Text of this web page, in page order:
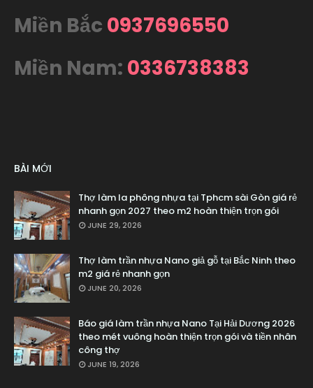
Miền Bắc 0937696550
Miền Nam: 0336738383
BÀI MỚI
Thợ làm la phông nhựa tại Tphcm sài Gòn giá rẻ
nhanh gọn 2027 theo m2 hoàn thiện trọn gói
JUNE 29, 2026
Thợ làm trần nhựa Nano giả gỗ tại Bắc Ninh theo
m2 giá rẻ nhanh gọn
JUNE 20, 2026
Báo giá làm trần nhựa Nano Tại Hải Dương 2026
theo mét vuông hoàn thiện trọn gói và tiền nhân
công thợ
JUNE 19, 2026